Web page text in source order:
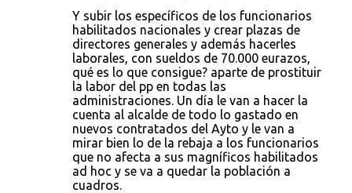
Y subir los específicos de los funcionarios
habilitados nacionales y crear plazas de
directores generales y además hacerles
laborales, con sueldos de 70.000 eurazos,
qué es lo que consigue? aparte de prostituir
la labor del pp en todas las
administraciones. Un día le van a hacer la
cuenta al alcalde de todo lo gastado en
nuevos contratados del Ayto y le van a
mirar bien lo de la rebaja a los funcionarios
que no afecta a sus magníficos habilitados
ad hoc y se va a quedar la población a
cuadros.